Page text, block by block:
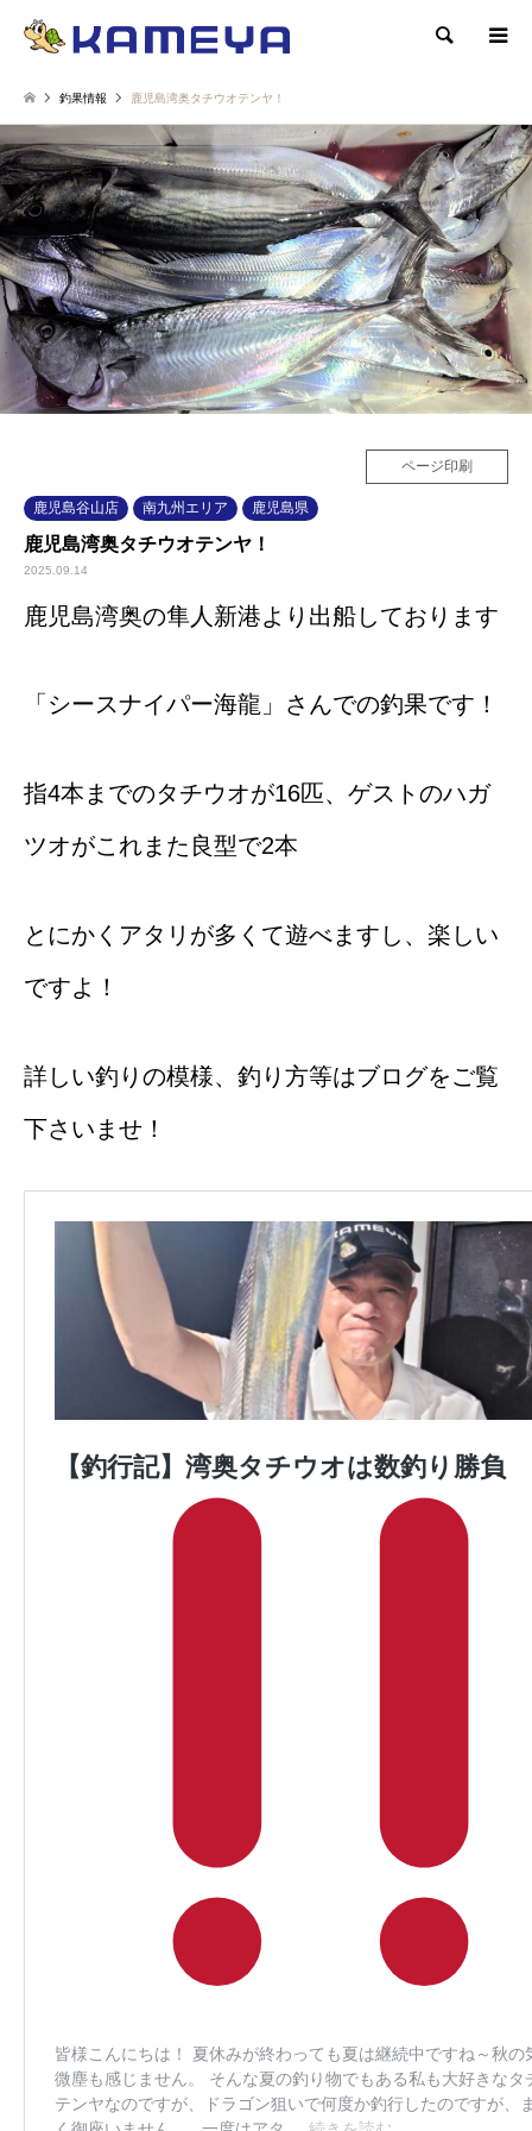
検索
釣果情報 鹿児島湾奥タチウオテンヤ！
ページ印刷
鹿児島谷山店 南九州エリア 鹿児島県
鹿児島湾奥タチウオテンヤ！
2025.09.14
鹿児島湾奥の隼人新港より出船しております
「シースナイパー海龍」さんでの釣果です！
指4本までのタチウオが16匹、ゲストのハガ
ツオがこれまた良型で2本
とにかくアタリが多くて遊べますし、楽しい
ですよ！
詳しい釣りの模様、釣り方等はブログをご覧
下さいませ！